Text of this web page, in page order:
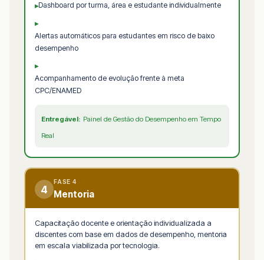
▸Dashboard por turma, área e estudante individualmente
▸
Alertas automáticos para estudantes em risco de baixo
desempenho
▸
Acompanhamento de evolução frente à meta
CPC/ENAMED
Entregável: Painel de Gestão do Desempenho em Tempo
Real
4
FASE 4
Mentoria
Capacitação docente e orientação individualizada a
discentes com base em dados de desempenho, mentoria
em escala viabilizada por tecnologia.